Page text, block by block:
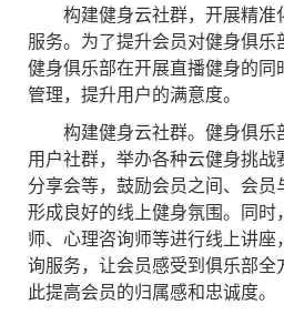
构建健身云社群，开展精准
服务。为了提升会员对健身俱乐
健身俱乐部在开展直播健身的
管理，提升用户的满意度。
构建健身云社群。健身俱乐
用户社群，举办各种云健身挑
分享会等，鼓励会员之间、会员
形成良好的线上健身氛围。同
师、心理咨询师等进行线上讲
询服务，让会员感受到俱乐部
此提高会员的归属感和忠诚度。